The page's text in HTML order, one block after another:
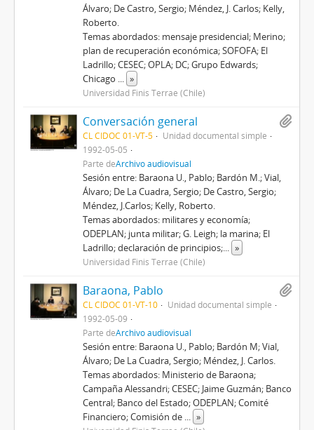
Álvaro; De Castro, Sergio; Méndez, J. Carlos; Kelly,
Roberto.
Temas abordados: mensaje presidencial; Merino;
plan de recuperación económica; SOFOFA; El
Ladrillo; CESEC; OPLA; DC; Grupo Edwards;
Chicago ... »
Universidad Finis Terrae (Chile)
Conversación general
CL CIDOC 01-VT-5
Unidad documental simple
1992-05-05
Parte deArchivo audiovisual
Sesión entre: Baraona U., Pablo; Bardón M.; Vial,
Álvaro; De La Cuadra, Sergio; De Castro, Sergio;
Méndez, J.Carlos; Kelly, Roberto.
Temas abordados: militares y economía;
ODEPLAN; junta militar; G. Leigh; la marina; El
Ladrillo; declaración de principios;... »
Universidad Finis Terrae (Chile)
Baraona, Pablo
CL CIDOC 01-VT-10
Unidad documental simple
1992-05-09
Parte deArchivo audiovisual
Sesión entre: Baraona U., Pablo; Bardón M; Vial,
Álvaro; De La Cuadra, Sergio; Méndez, J. Carlos.
Temas abordados: Ministerio de Baraona;
Campaña Alessandri; CESEC; Jaime Guzmán; Banco
Central; Banco del Estado; ODEPLAN; Comité
Financiero; Comisión de ... »